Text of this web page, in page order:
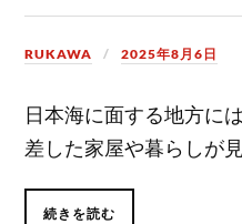
RUKAWA 2025年8月6日
日本海に面する地方に
差した家屋や暮らしが見
続きを読む